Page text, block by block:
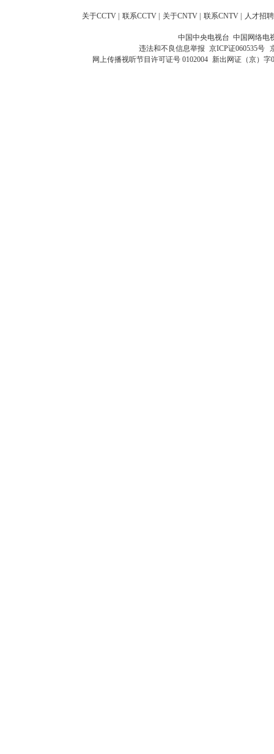
关于CCTV | 联系CCTV | 关于CNTV | 联系CNTV | 人才招聘
中国中央电视台 中国网络电
违法和不良信息举报 京ICP证060535号
网上传播视听节目许可证号 0102004 新出网证（京）